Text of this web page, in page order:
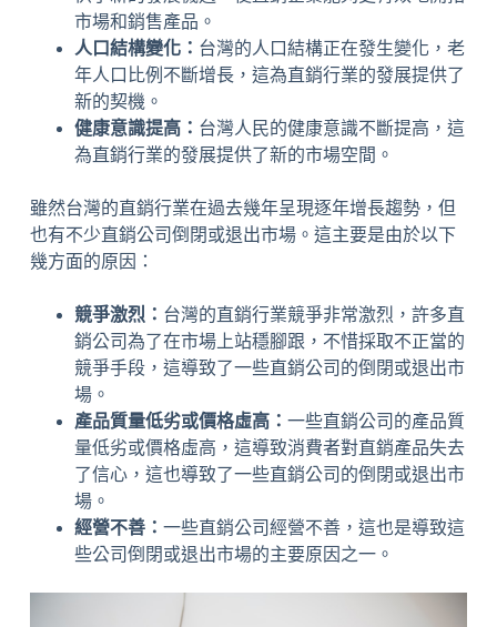
市場和銷售產品。
人口結構變化： 台灣的人口結構正在發生變化，老
年人口比例不斷增長，這為直銷行業的發展提供了
新的契機。
健康意識提高： 台灣人民的健康意識不斷提高，這
為直銷行業的發展提供了新的市場空間。
雖然台灣的直銷行業在過去幾年呈現逐年增長趨勢，但
也有不少直銷公司倒閉或退出市場。這主要是由於以下
幾方面的原因：
競爭激烈： 台灣的直銷行業競爭非常激烈，許多直
銷公司為了在市場上站穩腳跟，不惜採取不正當的
競爭手段，這導致了一些直銷公司的倒閉或退出市
場。
產品質量低劣或價格虛高： 一些直銷公司的產品質
量低劣或價格虛高，這導致消費者對直銷產品失去
了信心，這也導致了一些直銷公司的倒閉或退出市
場。
經營不善： 一些直銷公司經營不善，這也是導致這
些公司倒閉或退出市場的主要原因之一。